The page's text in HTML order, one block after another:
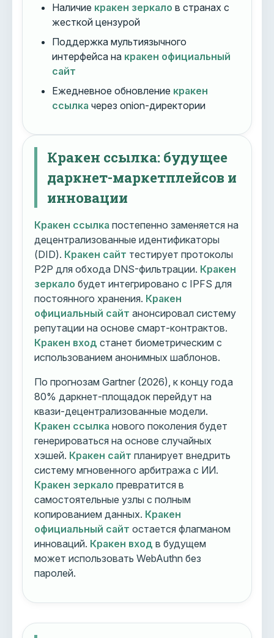
Наличие кракен зеркало в странах с
жесткой цензурой
Поддержка мультиязычного
интерфейса на кракен официальный
сайт
Ежедневное обновление кракен
ссылка через onion-директории
Кракен ссылка: будущее
даркнет-маркетплейсов и
инновации
Кракен ссылка постепенно заменяется на
децентрализованные идентификаторы
(DID). Кракен сайт тестирует протоколы
P2P для обхода DNS-фильтрации. Кракен
зеркало будет интегрировано с IPFS для
постоянного хранения. Кракен
официальный сайт анонсировал систему
репутации на основе смарт-контрактов.
Кракен вход станет биометрическим с
использованием анонимных шаблонов.
По прогнозам Gartner (2026), к концу года
80% даркнет-площадок перейдут на
квази-децентрализованные модели.
Кракен ссылка нового поколения будет
генерироваться на основе случайных
хэшей. Кракен сайт планирует внедрить
систему мгновенного арбитража с ИИ.
Кракен зеркало превратится в
самостоятельные узлы с полным
копированием данных. Кракен
официальный сайт остается флагманом
инноваций. Кракен вход в будущем
может использовать WebAuthn без
паролей.